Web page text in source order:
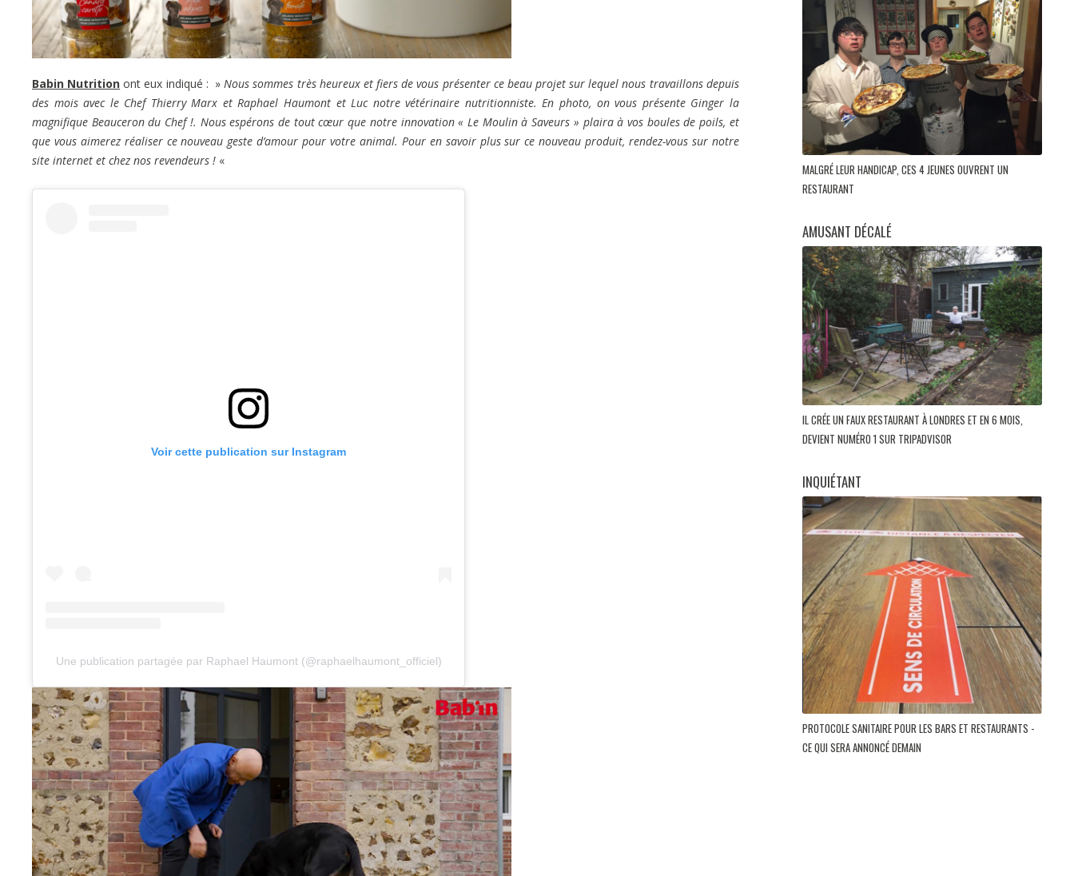
Babin Nutrition ont eux indiqué : »Nous sommes très heureux et fiers de vous présenter ce beau projet sur lequel nous travaillons depuis
des mois avec le Chef Thierry Marx et Raphael Haumont et Luc notre vétérinaire nutritionniste. En photo, on vous présente Ginger la
magnifique Beauceron du Chef !. Nous espérons de tout cœur que notre innovation « Le Moulin à Saveurs » plaira à vos boules de poils, et
que vous aimerez réaliser ce nouveau geste d’amour pour votre animal. Pour en savoir plus sur ce nouveau produit, rendez-vous sur notre
site internet et chez nos revendeurs ! «
Voir cette publication sur Instagram
Une publication partagée par Raphael Haumont (@raphaelhaumont_officiel)
MALGRÉ LEUR HANDICAP, CES 4 JEUNES OUVRENT UN
RESTAURANT
AMUSANT DÉCALÉ
IL CRÉE UN FAUX RESTAURANT À LONDRES ET EN 6 MOIS,
DEVIENT NUMÉRO 1 SUR TRIPADVISOR
INQUIÉTANT
PROTOCOLE SANITAIRE POUR LES BARS ET RESTAURANTS -
CE QUI SERA ANNONCÉ DEMAIN